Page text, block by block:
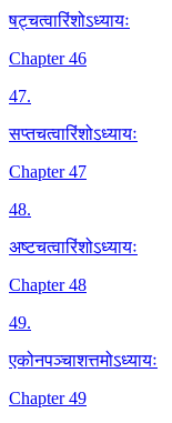
षट्चत्वारिंशोऽध्यायः
Chapter 46
47.
सप्तचत्वारिंशोऽध्यायः
Chapter 47
48.
अष्टचत्वारिंशोऽध्यायः
Chapter 48
49.
एकोनपञ्चाशत्तमोऽध्यायः
Chapter 49